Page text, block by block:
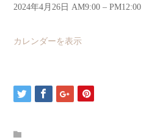
2024年4月26日 AM9:00 – PM12:00
カレンダーを表示